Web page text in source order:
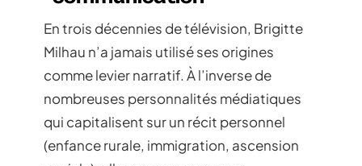
En trois décennies de télévision, Brigitte
Milhau n’a jamais utilisé ses origines
comme levier narratif. À l’inverse de
nombreuses personnalités médiatiques
qui capitalisent sur un récit personnel
(enfance rurale, immigration, ascension